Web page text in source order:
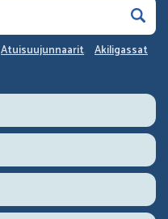
Atuisuujunnaarit Akiligassat